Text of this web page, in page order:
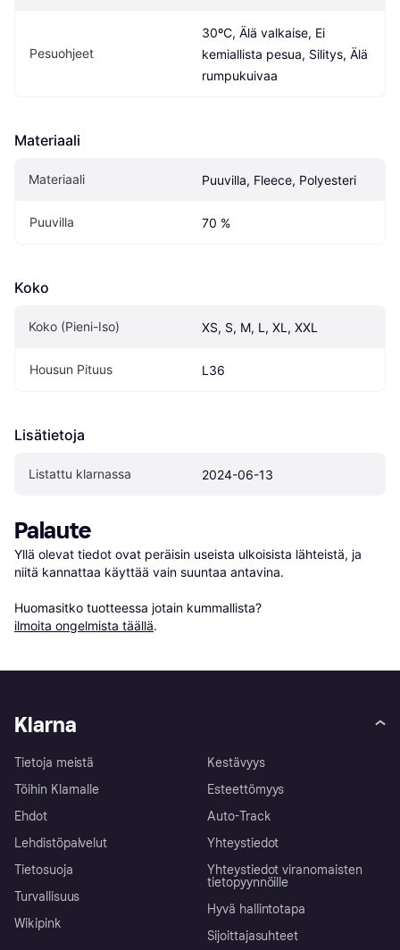
Pesuohjeet
30ºC, Älä valkaise, Ei
kemiallista pesua, Silitys, Älä
rumpukuivaa
Materiaali
Materiaali Puuvilla, Fleece, Polyesteri
Puuvilla 70 %
Koko
Koko (Pieni-Iso) XS, S, M, L, XL, XXL
Housun Pituus L36
Lisätietoja
Listattu klarnassa 2024-06-13
Palaute
Yllä olevat tiedot ovat peräisin useista ulkoisista lähteistä, ja
niitä kannattaa käyttää vain suuntaa antavina.
Huomasitko tuotteessa jotain kummallista?
ilmoita ongelmista täällä.
Klarna
Tietoja meistä
Töihin Klarnalle
Ehdot
Lehdistöpalvelut
Tietosuoja
Turvallisuus
Wikipink
Kestävyys
Esteettömyys
Auto-Track
Yhteystiedot
Yhteystiedot viranomaisten
tietopyynnöille
Hyvä hallintotapa
Sijoittajasuhteet